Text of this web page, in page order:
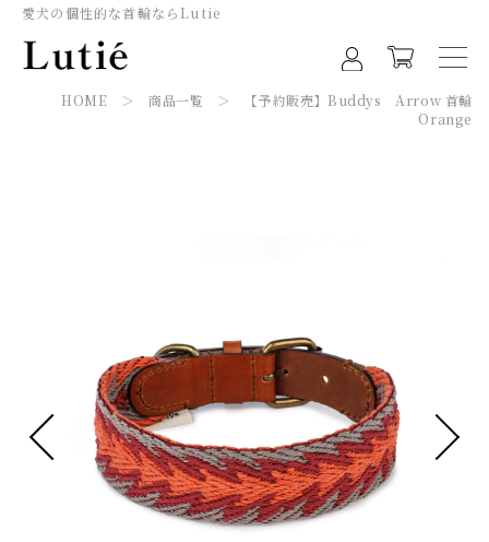
愛犬の個性的な首輪ならLutie
HOME ＞商品一覧 ＞ 【予約販売】Buddys Arrow 首輪
Orange